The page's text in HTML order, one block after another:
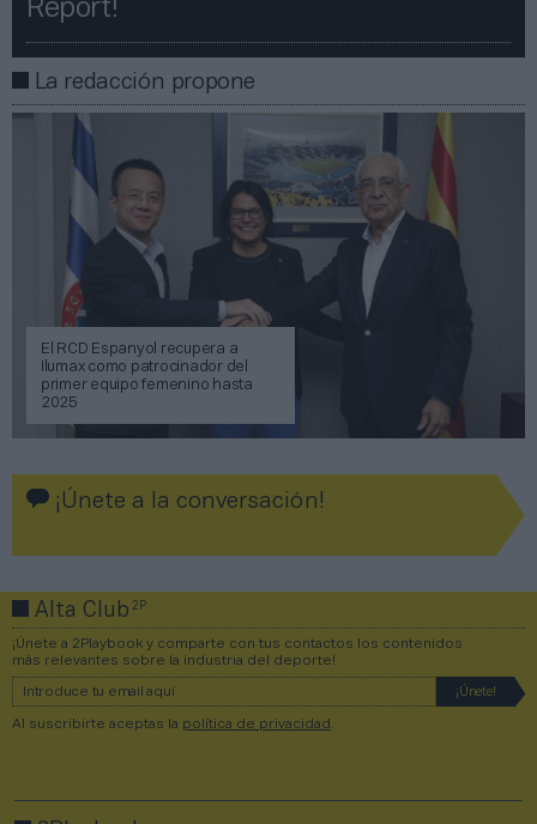
Report!​​
La redacción propone
El RCD Espanyol recupera a
Ilumax como patrocinador del
primer equipo femenino hasta
2025
¡Únete a la conversación!
Alta Club2P
¡Únete a 2Playbook y comparte con tus contactos los contenidos
más relevantes sobre la industria del deporte!
Al suscribirte aceptas la política de privacidad .